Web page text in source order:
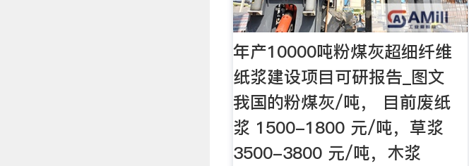
年产10000吨粉煤灰超细纤维
纸浆建设项目可研报告_图文
我国的粉煤灰/吨， 目前废纸
浆 1500-1800 元/吨，草浆
3500-3800 元/吨，木浆